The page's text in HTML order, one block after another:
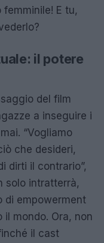
E tu,
il potere
del film
a inseguire i
“Vogliamo
che desideri,
dirti il contrario”,
solo intratterrà,
di empowerment
mondo. Ora, non
il cast